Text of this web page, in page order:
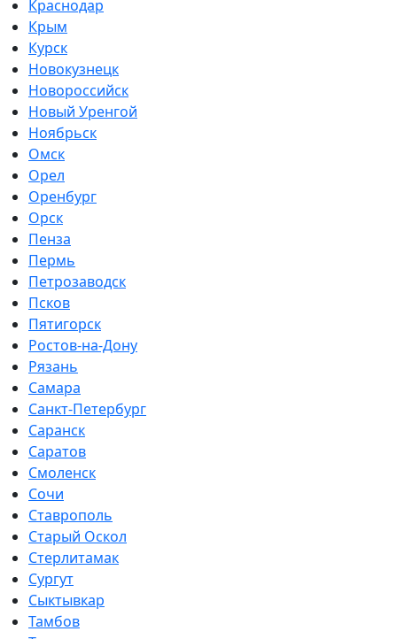
Краснодар
Крым
Курск
Новокузнецк
Новороссийск
Новый Уренгой
Ноябрьск
Омск
Орел
Оренбург
Орск
Пенза
Пермь
Петрозаводск
Псков
Пятигорск
Ростов-на-Дону
Рязань
Самара
Санкт-Петербург
Саранск
Саратов
Смоленск
Сочи
Ставрополь
Старый Оскол
Стерлитамак
Сургут
Сыктывкар
Тамбов